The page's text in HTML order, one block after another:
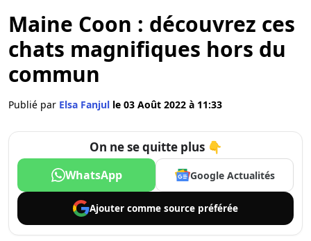
Maine Coon : découvrez ces
chats magnifiques hors du
commun
Publié par Elsa Fanjul le 03 Août 2022 à 11:33
On ne se quitte plus 👇
WhatsApp Google Actualités
Ajouter comme source préférée